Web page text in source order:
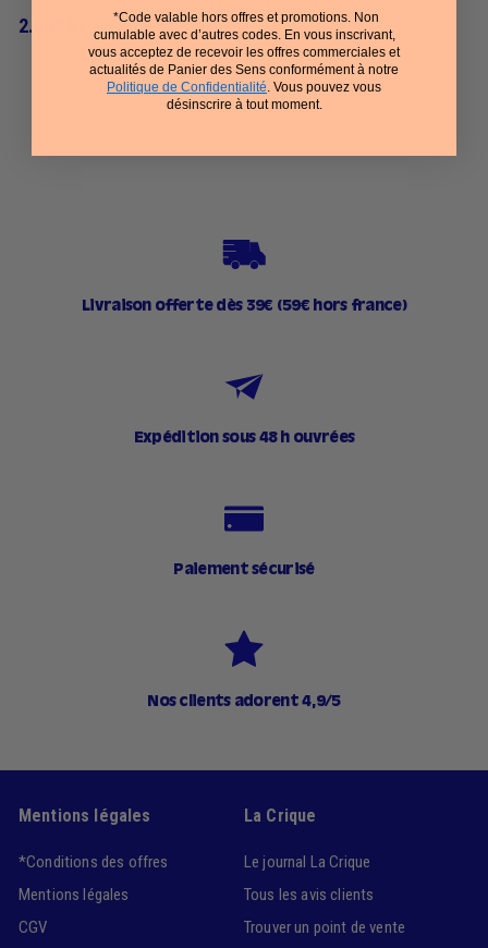
2.600 kr
.
Livraison offerte dès 39€ (59€ hors france)
Expédition sous 48 h ouvrées
Paiement sécurisé
Nos clients adorent 4,9/5
Mentions légales
*Conditions des offres
Mentions légales
CGV
La Crique
Le journal La Crique
Tous les avis clients
Trouver un point de vente
*Code valable hors offres et promotions. Non
cumulable avec d’autres codes. En vous inscrivant,
vous acceptez de recevoir les offres commerciales et
actualités de Panier des Sens conformément à notre
Politique de Confidentialité . Vous pouvez vous
désinscrire à tout moment.